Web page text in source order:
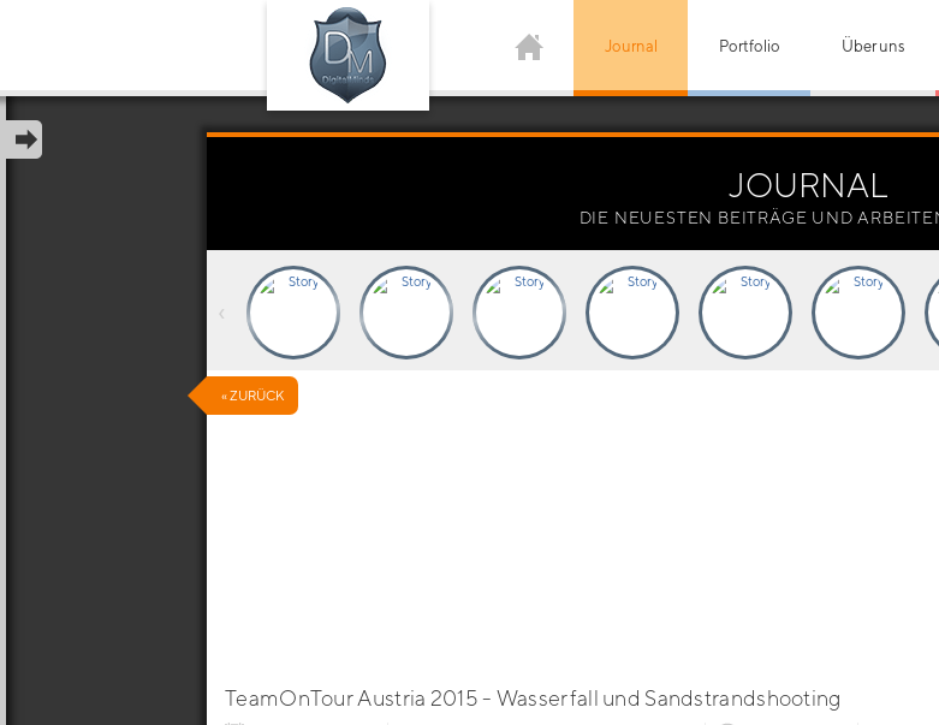
Journal Portfolio Über uns
JOURNAL
DIE NEUESTEN BEITRÄGE UND
‹
« ZURÜCK
TeamOnTour Austria 2015 - Wasserfall und Sandstrandshooting